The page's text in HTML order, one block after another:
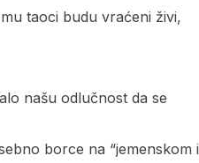
taoci budu vraćeni živi,
našu odlučnost da se
borce na “jemenskom i